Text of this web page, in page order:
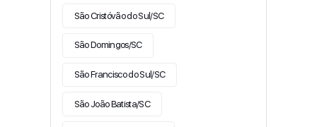
São Cristóvão do Sul/SC
São Domingos/SC
São Francisco do Sul/SC
São João Batista/SC